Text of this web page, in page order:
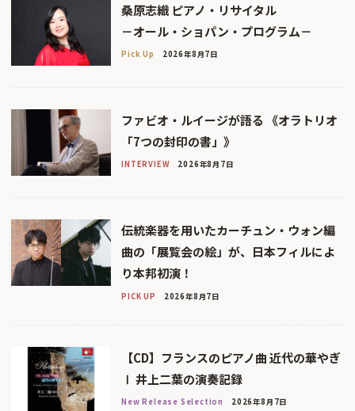
桑原志織 ピアノ・リサイタル
－オール・ショパン・プログラム－
Pick Up 2026年8月7日
ファビオ・ルイージが語る 《オラトリオ
「7つの封印の書」》
INTERVIEW 2026年8月7日
伝統楽器を用いたカーチュン・ウォン編
曲の「展覧会の絵」が、日本フィルによ
り本邦初演！
PICK UP 2026年8月7日
【CD】フランスのピアノ曲 近代の華やぎ
Ⅰ 井上二葉の演奏記録
New Release Selection 2026年8月7日